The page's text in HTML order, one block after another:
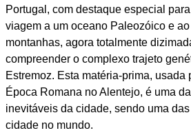
Portugal, com destaque especial
viagem a um oceano Paleozóico e
montanhas, agora totalmente
compreender o complexo trajeto
Estremoz. Esta matéria-prima, usada
Época Romana no Alentejo, é uma
inevitáveis da cidade, sendo uma
cidade no mundo.